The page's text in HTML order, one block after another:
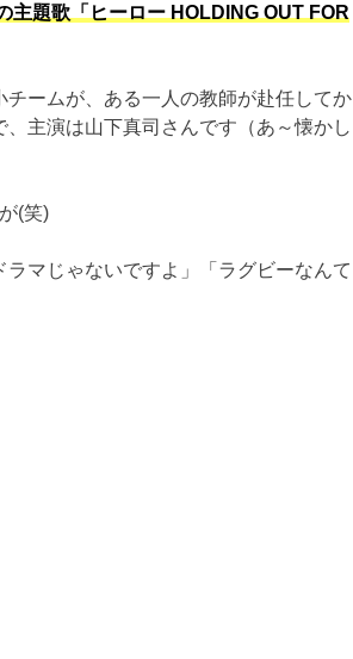
題歌「ヒーロー HOLDING OUT FOR
ームが、ある一人の教師が赴任してか
主演は山下真司さんです（あ～懐かし
(笑)
マじゃないですよ」「ラグビーなんて